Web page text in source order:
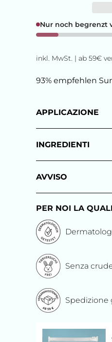
Nur noch begrenzt
inkl. MwSt. | ab 59€
93% empfehlen
APPLICAZIONE
INGREDIENTI
AVVISO
PER NOI LA
Senza
Spedizione